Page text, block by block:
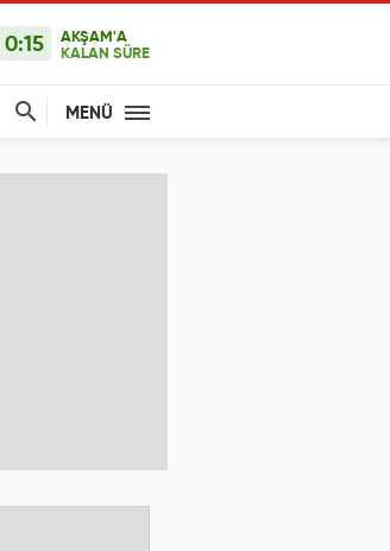
0:15
AKŞAM'A
KALAN SÜRE
MENÜ